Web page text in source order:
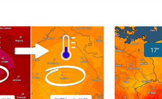
29 lipca 2026
z dnia na dzień. Ogromne ochłodzenie.
20 stopni